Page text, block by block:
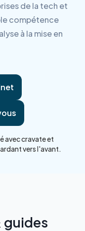
de la tech et
compétence
à la mise en
guides